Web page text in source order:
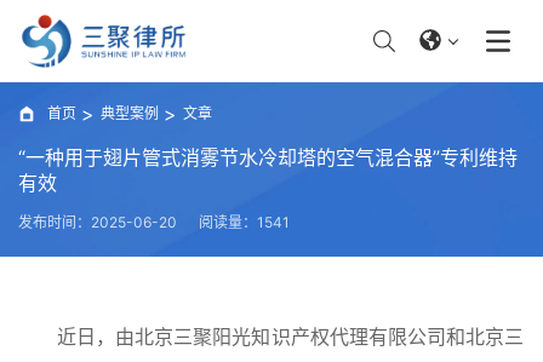
首页 典型案例 文章
“一种用于翅片管式消雾节水冷却塔的空气混合器”专利维持
有效
发布时间：2025-06-20 阅读量：1541
近日，由北京三聚阳光知识产权代理有限公司和北京三